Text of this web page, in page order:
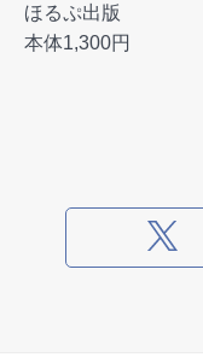
ほるぷ出版
本体1,300円